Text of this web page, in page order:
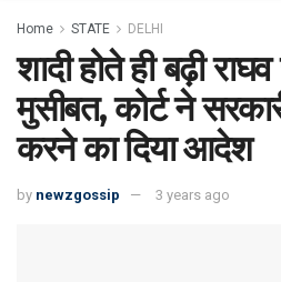
Home STATE DELHI
शादी होते ही बढ़ी
मुसीबत, कोर्ट ने
करने का दिया आदेश
by newzgossip 3 years ago